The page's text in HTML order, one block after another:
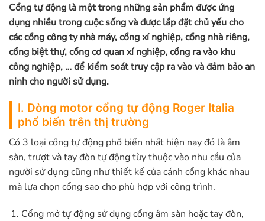
Cổng tự động là một trong những sản phẩm được ứng
dụng nhiều trong cuộc sống và được lắp đặt chủ yếu cho
các cổng công ty nhà máy, cổng xí nghiệp, cổng nhà riêng,
cổng biệt thự, cổng cơ quan xí nghiệp, cổng ra vào khu
công nghiệp, … để kiểm soát truy cập ra vào và đảm bảo an
ninh cho người sử dụng.
I. Dòng motor cổng tự động Roger Italia
phổ biến trên thị trường
Có 3 loại cổng tự động phổ biến nhất hiện nay đó là âm
sàn, trượt và tay đòn tự động tùy thuộc vào nhu cầu của
người sử dụng cũng như thiết kế của cánh cổng khác nhau
mà lựa chọn cổng sao cho phù hợp với công trình.
Cổng mở tự động sử dụng cổng âm sàn hoặc tay đòn,